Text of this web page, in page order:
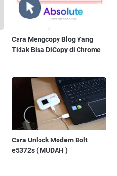
Cara Mengcopy Blog Yang
Tidak Bisa DiCopy di Chrome
Cara Unlock Modem Bolt
e5372s ( MUDAH )